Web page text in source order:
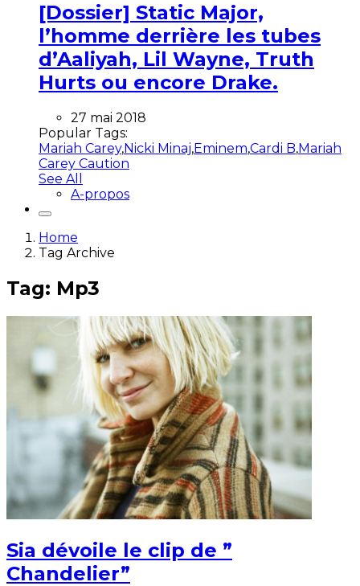
[Dossier] Static Major,
l’homme derrière les tubes
d’Aaliyah, Lil Wayne, Truth
Hurts ou encore Drake.
27 mai 2018
Popular Tags:
Mariah Carey,Nicki Minaj,Eminem,Cardi B,Mariah
Carey Caution
See All
A-propos
Home
Tag Archive
Tag: Mp3
Sia dévoile le clip de ”
Chandelier”